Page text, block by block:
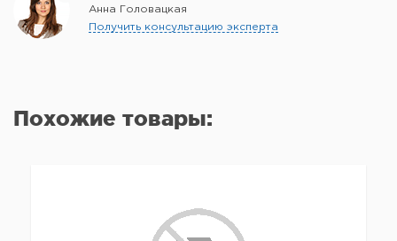
Анна Головацкая
Получить консультацию эксперта
Похожие товары: